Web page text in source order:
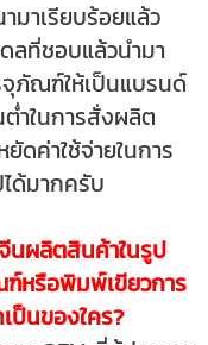
าเรียบร้อยแล้ว
ลที่ชอบแล้วนำมา
ภัณฑ์ให้เป็นแบรนด์
ำในการสั่งผลิต
ดค่าใช้จ่ายในการ
ด้มากครับ
นผลิตสินค้าในรูป
หรือพิมพ์เขียวการ
ป็นของใคร?